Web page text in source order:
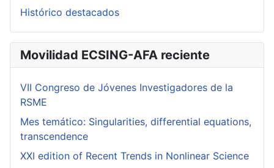
Histórico destacados
Movilidad ECSING-AFA reciente
VII Congreso de Jóvenes Investigadores de la
RSME
Mes temático: Singularities, differential equations,
transcendence
XXI edition of Recent Trends in Nonlinear Science